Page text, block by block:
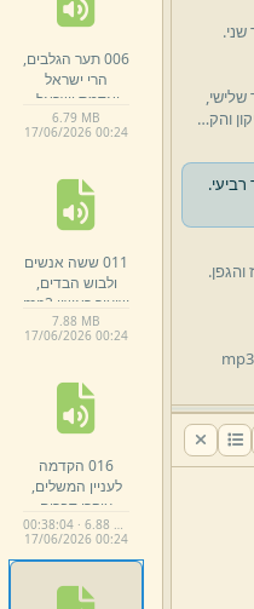
שני.
שלישי,
והתיקון.
רביעי.
mp3
והפוריות.
006 תער הגלבים,
הרי ישראל
ואדמת ישראל.
mp3
6.79 MB
17/06/2026 00:24
011 ששה אנשים
ולבוש הבדים,
שיעור ראשון. mp3
7.88 MB
17/06/2026 00:24
016 הקדמה
לעניין המשלים,
עיקרי דברים
בסדר הספר
והנבואות מפרק
טו.mp3
00:38:04 · 6.88 MB
17/06/2026 00:24